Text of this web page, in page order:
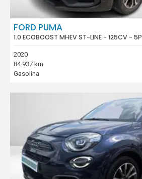
FORD PUMA
1.0 ECOBOOST MHEV ST-LINE - 125CV - 5P
2020
84.937 km
Gasolina